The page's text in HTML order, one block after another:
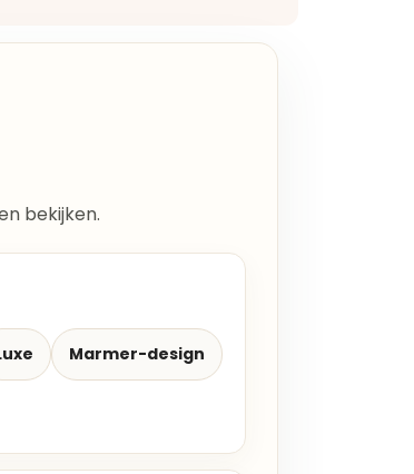
bekijken.
Marmer-design